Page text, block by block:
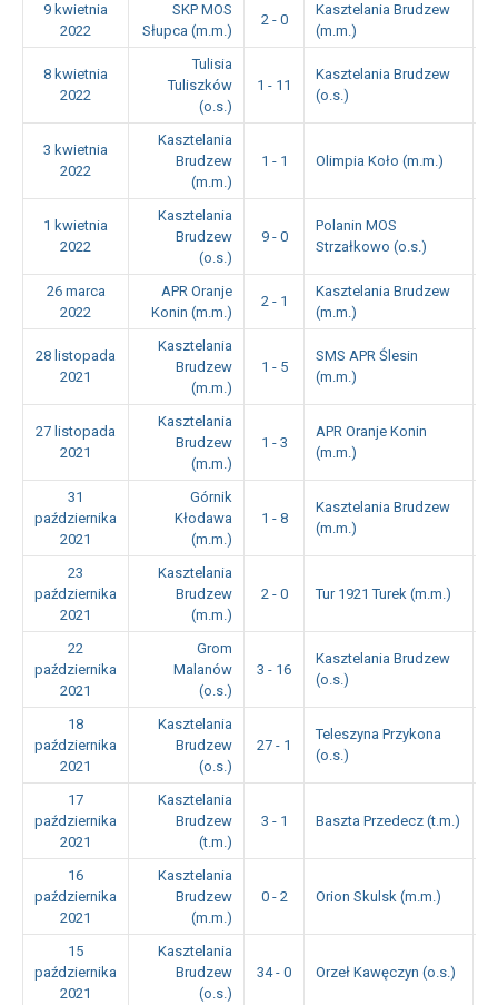
9 kwietnia
2022
SKP MOS
Słupca (m.m.)
2 - 0
Kasztelania Brudzew
(m.m.)
8 kwietnia
2022
Tulisia
Tuliszków
(o.s.)
1 - 11
Kasztelania Brudzew
(o.s.)
3 kwietnia
2022
Kasztelania
Brudzew
(m.m.)
1 - 1 Olimpia Koło (m.m.)
1 kwietnia
2022
Kasztelania
Brudzew
(o.s.)
9 - 0
Polanin MOS
Strzałkowo (o.s.)
26 marca
2022
APR Oranje
Konin (m.m.)
2 - 1
Kasztelania Brudzew
(m.m.)
28 listopada
2021
Kasztelania
Brudzew
(m.m.)
1 - 5
SMS APR Ślesin
(m.m.)
27 listopada
2021
Kasztelania
Brudzew
(m.m.)
1 - 3
APR Oranje Konin
(m.m.)
31
października
2021
Górnik
Kłodawa
(m.m.)
1 - 8
Kasztelania Brudzew
(m.m.)
23
października
2021
Kasztelania
Brudzew
(m.m.)
2 - 0 Tur 1921 Turek (m.m.)
22
października
2021
Grom
Malanów
(o.s.)
3 - 16
Kasztelania Brudzew
(o.s.)
18
października
2021
Kasztelania
Brudzew
(o.s.)
27 - 1
Teleszyna Przykona
(o.s.)
17
października
2021
Kasztelania
Brudzew
(t.m.)
3 - 1 Baszta Przedecz (t.m.)
16
października
2021
Kasztelania
Brudzew
(m.m.)
0 - 2 Orion Skulsk (m.m.)
15
października
2021
Kasztelania
Brudzew
(o.s.)
34 - 0 Orzeł Kawęczyn (o.s.)